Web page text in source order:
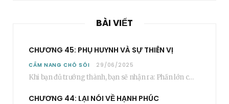
BÀI VIẾT
CHƯƠNG 45: PHỤ HUYNH VÀ SỰ THIÊN VỊ
CẨM NANG CHÓ SÓI 29/06/2025
Khi bạn đủ trưởng thành, bạn sẽ nhận ra: Phần lớn các bậc phụ huynh…
CHƯƠNG 44: LẠI NÓI VỀ HẠNH PHÚC